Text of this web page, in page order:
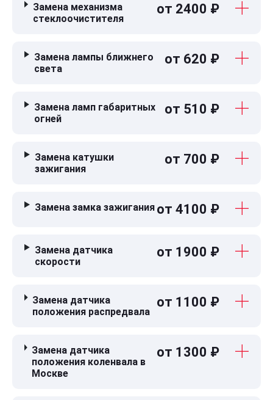
Замена механизма
стеклоочистителя
от 2400 ₽
Замена лампы ближнего
света
от 620 ₽
Замена ламп габаритных
огней
от 510 ₽
Замена катушки
зажигания
от 700 ₽
Замена замка зажигания от 4100 ₽
Замена датчика
скорости
от 1900 ₽
Замена датчика
положения распредвала
от 1100 ₽
Замена датчика
положения коленвала в
Москве
от 1300 ₽